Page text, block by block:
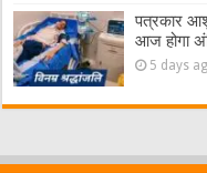
पत्रकार
आज होगा
5 days